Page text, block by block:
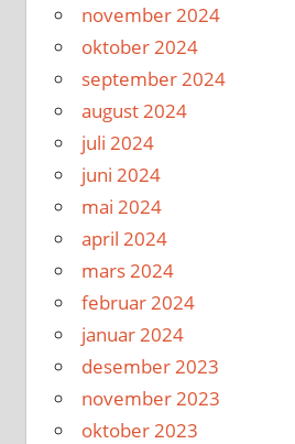
november 2024
oktober 2024
september 2024
august 2024
juli 2024
juni 2024
mai 2024
april 2024
mars 2024
februar 2024
januar 2024
desember 2023
november 2023
oktober 2023